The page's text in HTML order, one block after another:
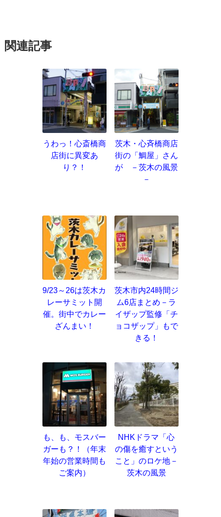
関連記事
うわっ！心斎橋商
店街に異変あ
り？！
茨木・心斉橋商店
街の「鯛屋」さん
が －茨木の風景
－
9/23～26は茨木カ
レーサミット開
催。街中でカレー
ざんまい！
茨木市内24時間ジ
ム6店まとめ－ラ
イザップ監修「チ
ョコザップ」もで
きる！
も、も、モスバー
ガーも？！（年末
年始の営業時間も
ご案内）
NHKドラマ「心
の傷を癒すという
こと」のロケ地－
茨木の風景